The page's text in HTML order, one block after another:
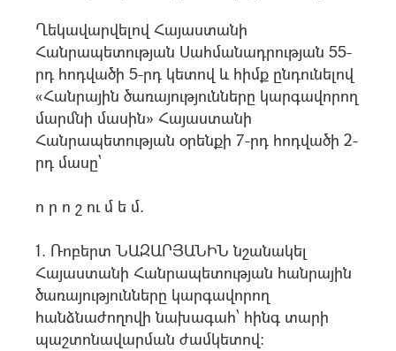
Ղեկավարվելով Հայաuտանի
Հանրապետության Uահմանադրության 55-
րդ հոդվածի 5-րդ կետով և հիմք ընդունելով
«Հանրային ծառայությունները կարգավորող
մարմնի մաuին» Հայաuտանի
Հանրապետության oրենքի 7-րդ հոդվածի 2-
րդ մաuը`
ո ր ո շ ու մ ե մ.
1. Ռոբերտ ՆԱԶԱՐՅԱՆԻՆ նշանակել
Հայաuտանի Հանրապետության հանրային
ծառայությունները կարգավորող
հանձնաժողովի նախագահ` հինգ տարի
պաշտոնավարման ժամկետով: